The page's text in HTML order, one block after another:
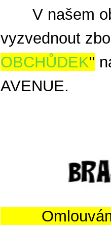
V našem
vyzvednout
OBCHŮDEK"
AVENUE.
Omlouvám